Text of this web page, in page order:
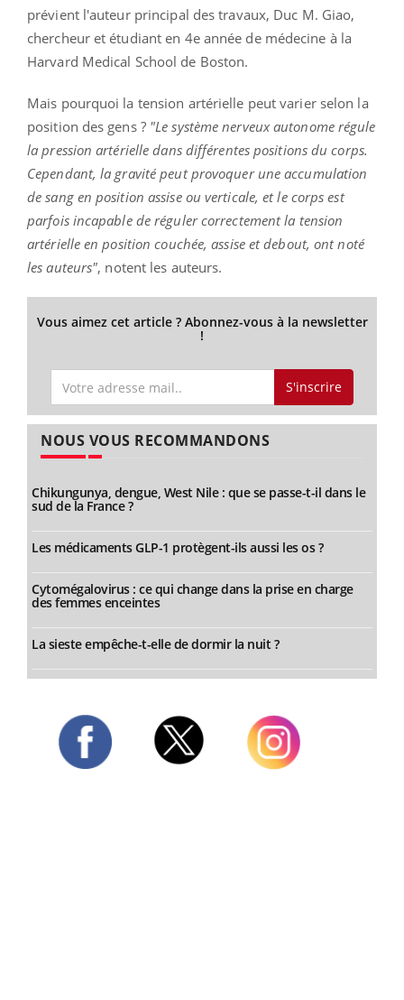
prévient l'auteur principal des travaux, Duc M. Giao,
chercheur et étudiant en 4e année de médecine à la
Harvard Medical School de Boston.
Mais pourquoi la tension artérielle peut varier selon la
position des gens ?"Le système nerveux autonome régule
la pression artérielle dans différentes positions du corps.
Cependant, la gravité peut provoquer une accumulation
de sang en position assise ou verticale, et le corps est
parfois incapable de réguler correctement la tension
artérielle en position couchée, assise et debout, ont noté
les auteurs", notent les auteurs.
Vous aimez cet article ? Abonnez-vous à la newsletter
!
S'inscrire
NOUS VOUS RECOMMANDONS
Chikungunya, dengue, West Nile : que se passe-t-il dans le
sud de la France ?
Les médicaments GLP-1 protègent-ils aussi les os ?
Cytomégalovirus : ce qui change dans la prise en charge
des femmes enceintes
La sieste empêche-t-elle de dormir la nuit ?